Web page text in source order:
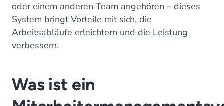
oder einem anderen Team angehören – dieses
System bringt Vorteile mit sich, die
Arbeitsabläufe erleichtern und die Leistung
verbessern.
Was ist ein